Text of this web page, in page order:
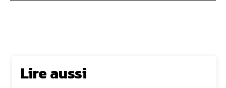
Lire aussi